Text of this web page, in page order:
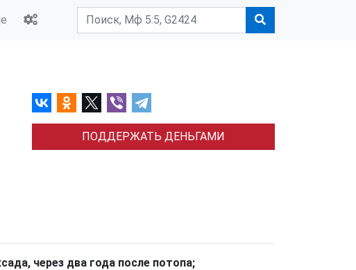
ПОДДЕРЖАТЬ ДЕНЬГАМИ
через два года после потопа;